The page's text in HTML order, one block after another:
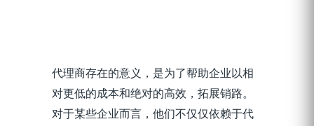
代理商存在的意义，是为了帮助企业以相
对更低的成本和绝对的高效，拓展销路。
对于某些企业而言，他们不仅仅依赖于代